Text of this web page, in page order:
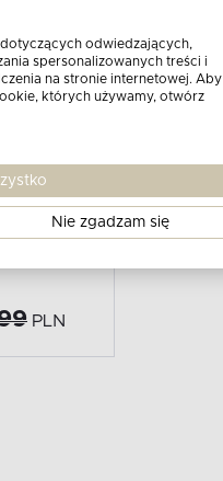
PLN
odwiedzających,
spersonalizowanych treści i
na stronie internetowej. Aby
których używamy, otwórz
Nie zgadzam się